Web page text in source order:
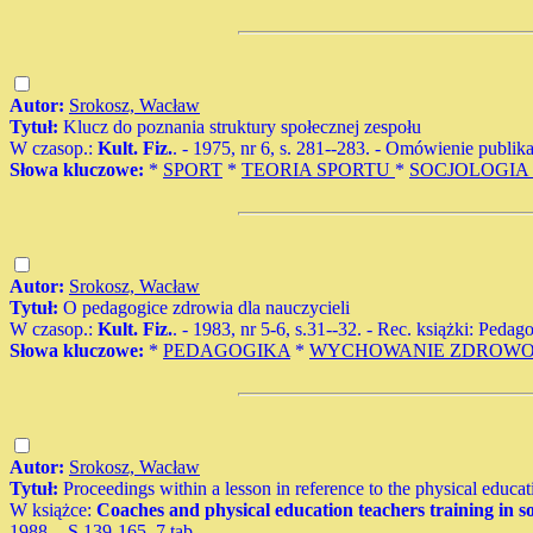
Autor: Srokosz, Wacław
Tytuł: Klucz do poznania struktury społecznej zespołu
W czasop.: Kult. Fiz.. - 1975, nr 6, s. 281--283. - Omówienie
Słowa kluczowe: * SPORT * TEORIA SPORTU * SOCJOLOGIA
Autor: Srokosz, Wacław
Tytuł: O pedagogice zdrowia dla nauczycieli
W czasop.: Kult. Fiz.. - 1983, nr 5-6, s.31--32. - Rec. książki:
Słowa kluczowe: * PEDAGOGIKA * WYCHOWANIE
Autor: Srokosz, Wacław
Tytuł: Proceedings within a lesson in reference to the physical
W książce: Coaches and physical education teachers training in